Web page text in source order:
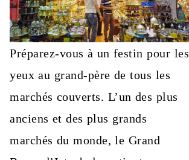
Préparez-vous à un festin pour les
yeux au grand-père de tous les
marchés couverts. L’un des plus
anciens et des plus grands
marchés du monde, le Grand